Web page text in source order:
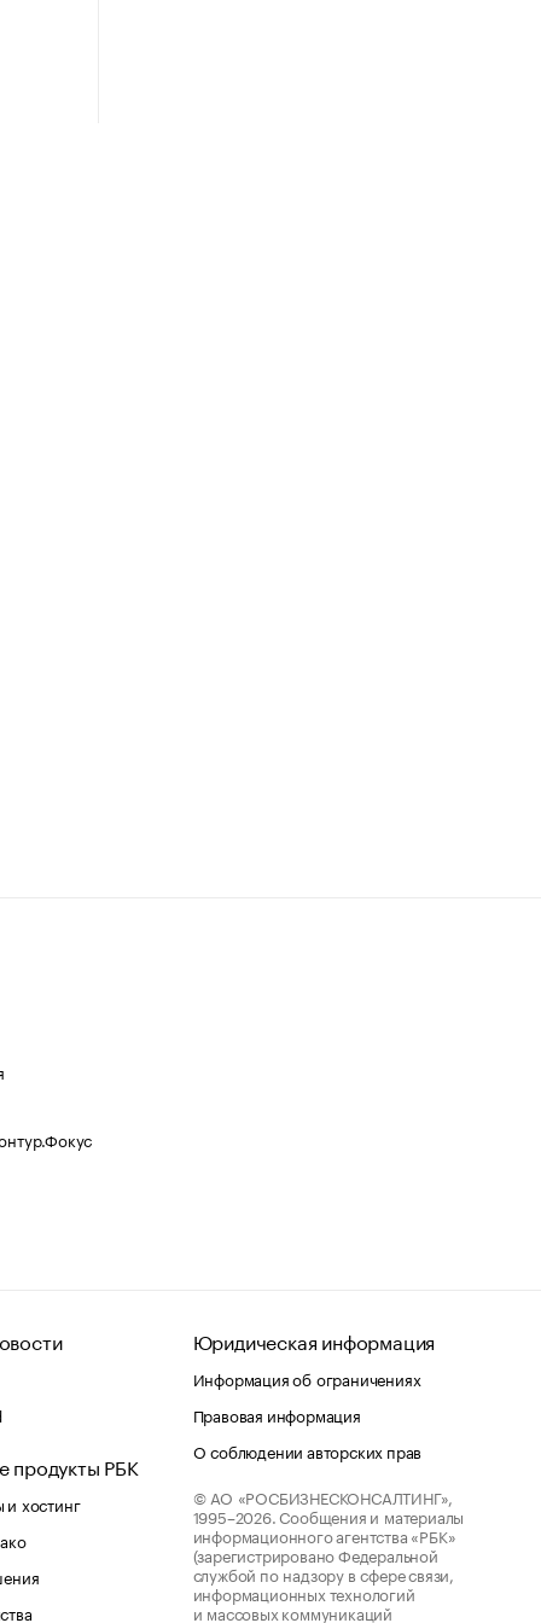
продукты РБК
хостинг
Юридическая информация
Информация об ограничениях
Правовая информация
О соблюдении авторских прав
© АО «РОСБИЗНЕСКОНСАЛТИНГ»,
1995–2026. Сообщения и материалы
информационного агентства «РБК»
(зарегистрировано Федеральной
службой по надзору в сфере связи,
информационных технологий
и массовых коммуникаций